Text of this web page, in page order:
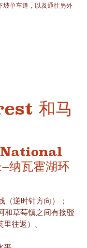
坡单车道，以及通往另外
和马
National
纳瓦霍湖环
逆时针方向）；
和草莓镇之间有接驳
往返）。